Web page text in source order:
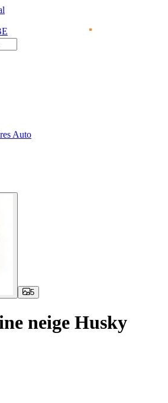
Auto
5
neige Husky